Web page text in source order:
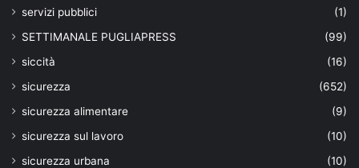
servizi pubblici
(1)
SETTIMANALE PUGLIAPRESS
(99)
siccità
(16)
sicurezza
(652)
sicurezza alimentare
(9)
sicurezza sul lavoro
(10)
sicurezza urbana
(10)